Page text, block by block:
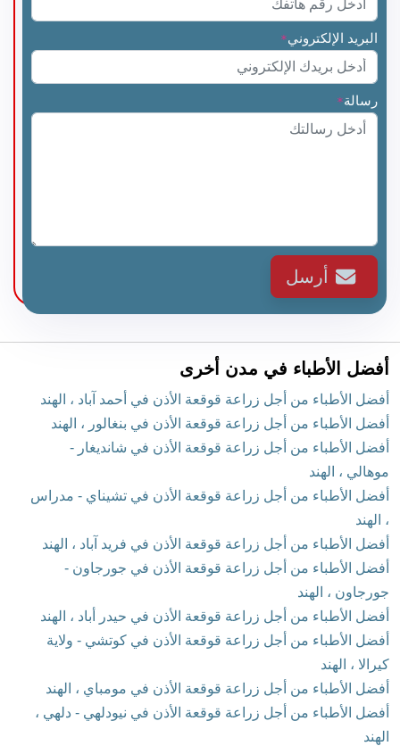
البريد الإلكتروني*
رسالة*
أرسل
أفضل الأطباء في مدن أخرى
أفضل الأطباء من أجل زراعة قوقعة الأذن في أحمد آباد ، الهند
أفضل الأطباء من أجل زراعة قوقعة الأذن في بنغالور ، الهند
أفضل الأطباء من أجل زراعة قوقعة الأذن في شانديغار -
موهالي ، الهند
أفضل الأطباء من أجل زراعة قوقعة الأذن في تشيناي - مدراس
، الهند
أفضل الأطباء من أجل زراعة قوقعة الأذن في فريد آباد ، الهند
أفضل الأطباء من أجل زراعة قوقعة الأذن في جورجاون -
جورجاون ، الهند
أفضل الأطباء من أجل زراعة قوقعة الأذن في حيدر أباد ، الهند
أفضل الأطباء من أجل زراعة قوقعة الأذن في كوتشي - ولاية
كيرالا ، الهند
أفضل الأطباء من أجل زراعة قوقعة الأذن في مومباي ، الهند
أفضل الأطباء من أجل زراعة قوقعة الأذن في نيودلهي - دلهي ،
الهند